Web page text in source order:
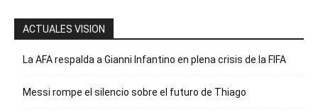
ACTUALES VISION
La AFA respalda a Gianni Infantino en plena crisis de la FIFA
Messi rompe el silencio sobre el futuro de Thiago